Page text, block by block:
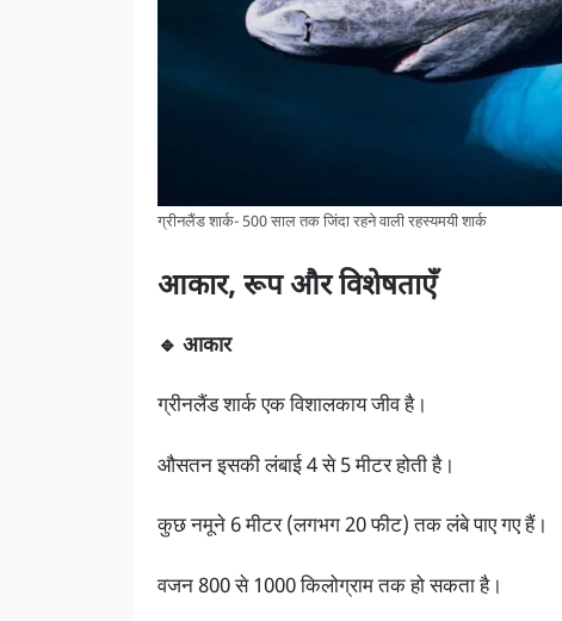
ग्रीनलैंड शार्क- 500 साल तक जिंदा रहने वाली रहस्यमयी शार्क
आकार, रूप और विशेषताएँ
🔹 आकार
ग्रीनलैंड शार्क एक विशालकाय जीव है।
औसतन इसकी लंबाई 4 से 5 मीटर होती है।
कुछ नमूने 6 मीटर (लगभग 20 फीट) तक लंबे पाए गए हैं।
वजन 800 से 1000 किलोग्राम तक हो सकता है।